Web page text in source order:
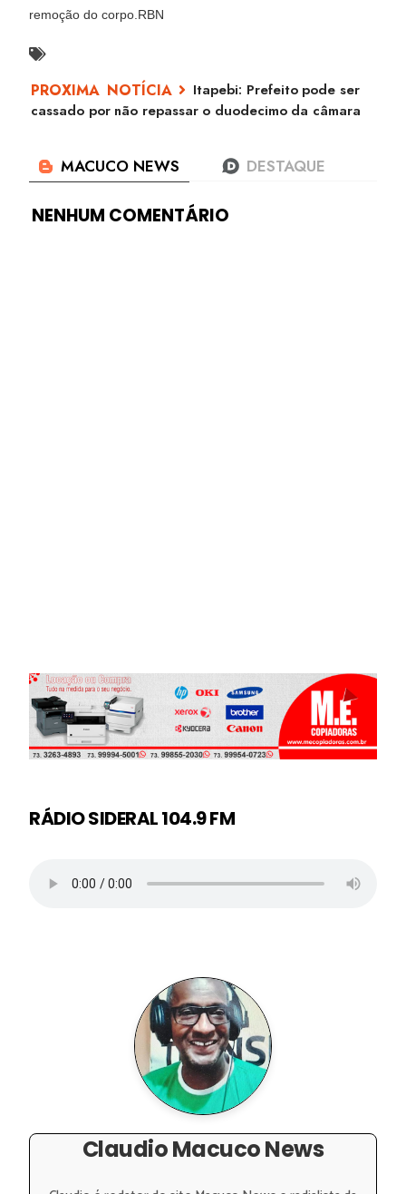
remoção do corpo.RBN
Itapebi: Prefeito pode ser
cassado por não repassar o duodecimo da câmara
NENHUM COMENTÁRIO
RÁDIO SIDERAL 104.9 FM
Claudio Macuco News